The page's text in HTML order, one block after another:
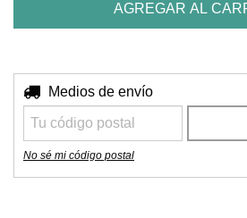
Entregas para el CP:
Medios de envío
No sé mi código postal